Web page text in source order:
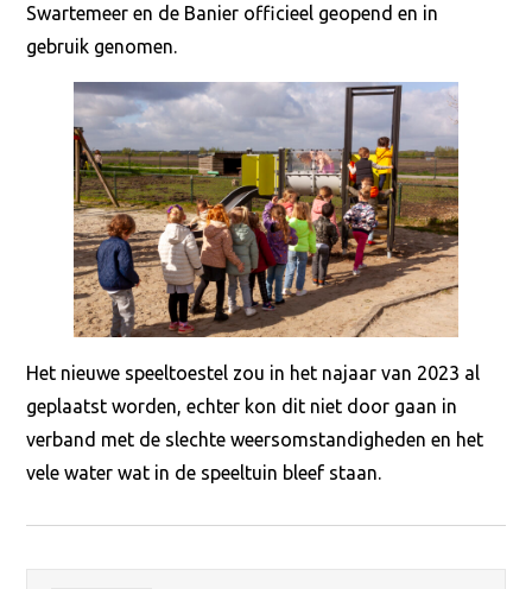
CONTACT
Swartemeer en de Banier officieel geopend en in
gebruik genomen.
Het nieuwe speeltoestel zou in het najaar van 2023 al
geplaatst worden, echter kon dit niet door gaan in
verband met de slechte weersomstandigheden en het
vele water wat in de speeltuin bleef staan.